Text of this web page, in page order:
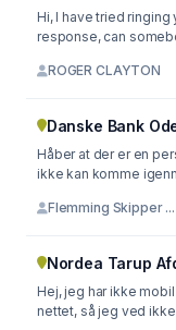
Hi, I have tried
response, can
ROGER CLAYTON
Danske Bank
Håber at der er en
ikke kan komme
Flemming Skipper ...
Nordea Tarup
Hej, jeg har ikke
nettet, så jeg ved ikke